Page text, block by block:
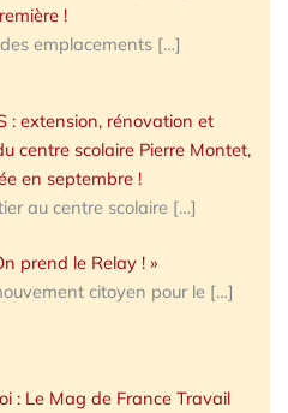
!
emplacements […]
: extension, rénovation et
centre scolaire Pierre Montet,
en septembre !
au centre scolaire […]
prend le Relay ! »
citoyen pour le […]
: Le Mag de France Travail